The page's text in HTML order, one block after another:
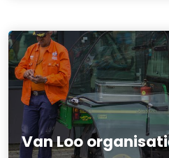
Van Loo